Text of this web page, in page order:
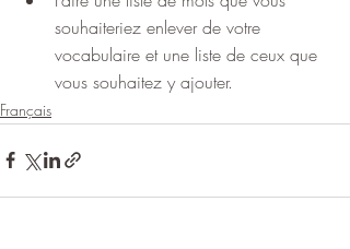
souhaiteriez enlever de votre
vocabulaire et une liste de ceux que
vous souhaitez y ajouter.
Français